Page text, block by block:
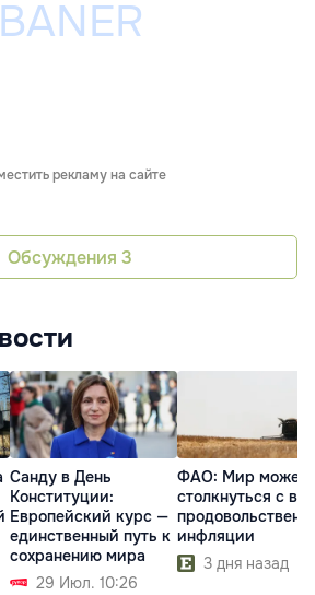
рекламу на сайте
Обсуждения 3
Санду в День
Конституции:
Европейский курс —
единственный путь к
сохранению мира
29 Июл. 10:26
ФАО: Мир может
столкнуться с
инфляции
3 дня назад